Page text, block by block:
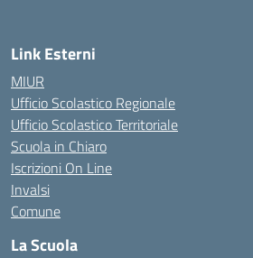
Link Esterni
MIUR
Ufficio Scolastico Regionale
Ufficio Scolastico Territoriale
Scuola in Chiaro
Iscrizioni On Line
Invalsi
Comune
La Scuola